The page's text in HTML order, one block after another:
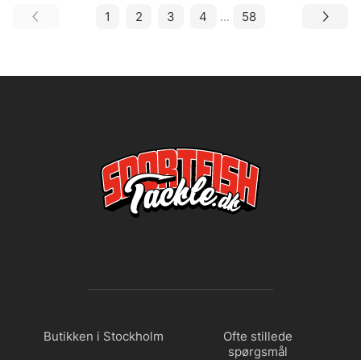
1 2 3 4 ... 58
Butikken i Stockholm
Ofte stillede
spørgsmål